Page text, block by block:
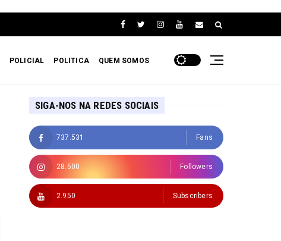
POLICIAL POLITICA QUEM SOMOS
SIGA-NOS NA REDES SOCIAIS
737.531 Fans
28.500 Followers
2.950 Subscribers